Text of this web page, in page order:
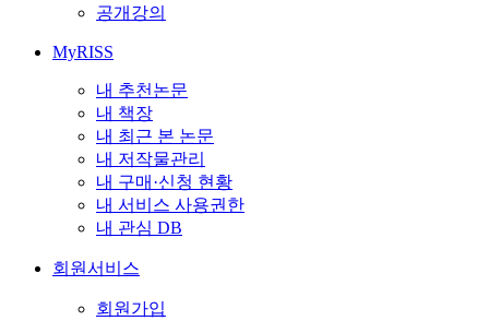
공개강의
MyRISS
내 추천논문
내 책장
내 최근 본 논문
내 저작물관리
내 구매·신청 현황
내 서비스 사용권한
내 관심 DB
회원서비스
회원가입